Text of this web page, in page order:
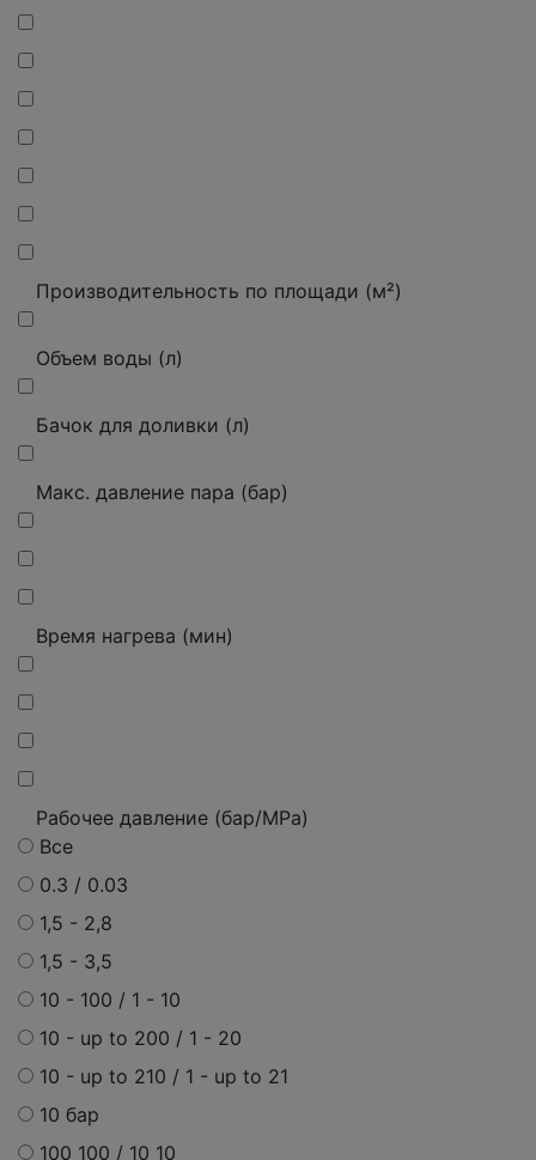
Производительность по площади (м²)
Объем воды (л)
Бачок для доливки (л)
Макс. давление пара (бар)
Время нагрева (мин)
Рабочее давление (бар/MPa)
Все
0.3 / 0.03
1,5 - 2,8
1,5 - 3,5
10 - 100 / 1 - 10
10 - up to 200 / 1 - 20
10 - up to 210 / 1 - up to 21
10 бар
100 100 / 10 10